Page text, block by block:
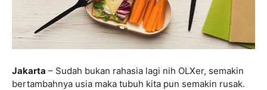
Jakarta – Sudah bukan rahasia lagi nih OLXer, semakin
bertambahnya usia maka tubuh kita pun semakin rusak.